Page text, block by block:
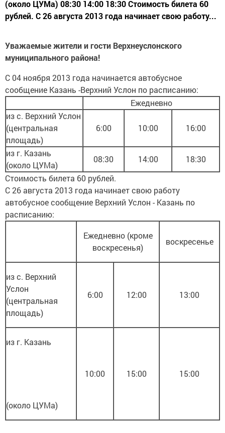
(около ЦУМа) 08:30 14:00 18:30 Стоимость билета 60
рублей. С 26 августа 2013 года начинает свою работу...
Уважаемые жители и гости Верхнеуслонского
муниципального района!
С 04 ноября 2013 года начинается автобусное
сообщение Казань -Верхний Услон по расписанию:
Ежедневно
из с. Верхний Услон
(центральная
площадь)
6:00 10:00 16:00
из г. Казань
(около ЦУМа)
08:30 14:00
18:30
Стоимость билета 60 рублей.
С 26 августа 2013 года начинает свою работу
автобусное сообщение Верхний Услон - Казань по
расписанию:
Ежедневно (кроме
воскресенья)
воскресенье
из с. Верхний
Услон
(центральная
площадь)
6:00 12:00 13:00
из г. Казань
(около ЦУМа)
10:00 15:00 15:00